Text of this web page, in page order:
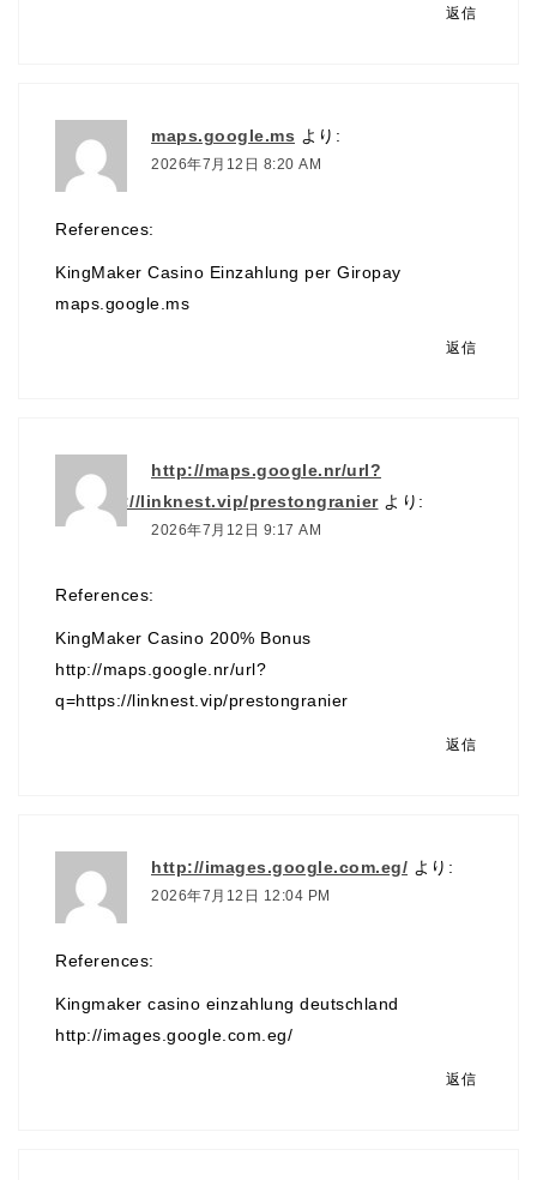
返信
maps.google.ms より:
2026年7月12日 8:20 AM
References:
KingMaker Casino Einzahlung per Giropay
maps.google.ms
返信
http://maps.google.nr/url?
q=https://linknest.vip/prestongranier より:
2026年7月12日 9:17 AM
References:
KingMaker Casino 200% Bonus
http://maps.google.nr/url?
q=https://linknest.vip/prestongranier
返信
http://images.google.com.eg/ より:
2026年7月12日 12:04 PM
References:
Kingmaker casino einzahlung deutschland
http://images.google.com.eg/
返信